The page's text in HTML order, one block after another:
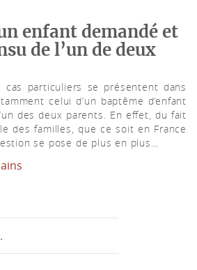
enfant demandé et
de l’un de deux
particuliers se présentent dans
celui d’un baptême d’enfant
des deux parents. En effet, du fait
des familles, que ce soit en France
se pose de plus en plus...